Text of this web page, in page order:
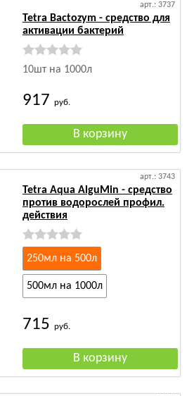
арт.: 3737
Tetra Bactozym - средство для
активации бактерий
10шт на 1000л
917 руб.
арт.: 3743
Tetra Aqua AlguMin - средство
против водорослей профил.
действия
250мл на 500л
500мл на 1000л
715 руб.